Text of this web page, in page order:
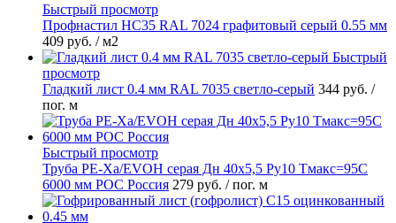
Быстрый просмотр
Профнастил НС35 RAL 7024 графитовый серый 0.55 мм
409 руб. / м2
Быстрый
просмотр
Гладкий лист 0.4 мм RAL 7035 светло-серый 344 руб. /
пог. м
Быстрый просмотр
Труба PE-Xa/EVOH серая Дн 40х5,5 Ру10 Тмакс=95C
6000 мм РОС Россия 279 руб. / пог. м